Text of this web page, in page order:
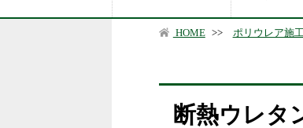
HOME >> ポリウレア施
断熱ウレタ